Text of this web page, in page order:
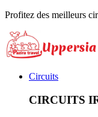
Profitez des meilleurs
Circuits
CIRCUITS